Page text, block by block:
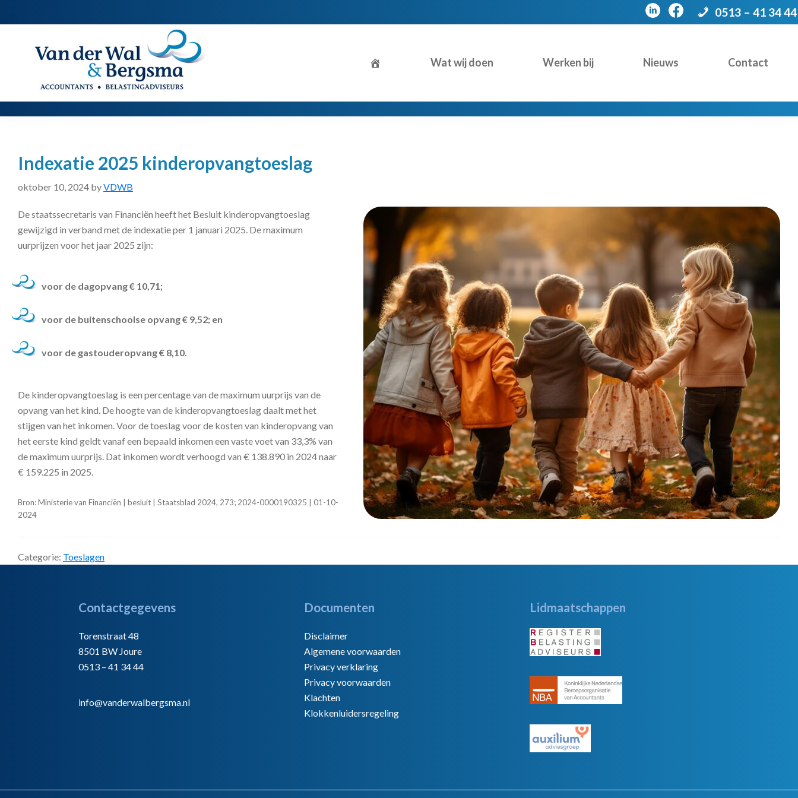
hoofdnavigatie
hoofd
voettekst
0513 – 41 34 44
Van
der
Accountants
|
Wat wij doen Werken bij Nieuws Contact
Indexatie 2025 kinderopvangtoeslag
oktober 10, 2024 byVDWB
De staatssecretaris van Financiën heeft het Besluit kinderopvangtoeslag
gewijzigd in verband met de indexatie per 1 januari 2025. De maximum
uurprijzen voor het jaar 2025 zijn:
voor de dagopvang € 10,71;
voor de buitenschoolse opvang € 9,52; en
voor de gastouderopvang € 8,10.
De kinderopvangtoeslag is een percentage van de maximum uurprijs van de
opvang van het kind. De hoogte van de kinderopvangtoeslag daalt met het
stijgen van het inkomen. Voor de toeslag voor de kosten van kinderopvang van
het eerste kind geldt vanaf een bepaald inkomen een vaste voet van 33,3% van
de maximum uurprijs. Dat inkomen wordt verhoogd van € 138.890 in 2024 naar
€ 159.225 in 2025.
Bron: Ministerie van Financiën | besluit | Staatsblad 2024, 273; 2024-0000190325 | 01-10-
2024
Categorie: Toeslagen
Contactgegevens
Torenstraat 48
8501 BW Joure
0513 – 41 34 44
info@vanderwalbergsma.nl
Documenten
Disclaimer
Algemene voorwaarden
Privacy verklaring
Privacy voorwaarden
Klachten
Klokkenluidersregeling
Lidmaatschappen